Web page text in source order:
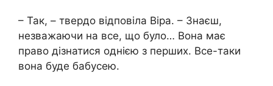
– Так, – твердо відповіла Віра. – Знаєш,
незважаючи на все, що було… Вона має
право дізнатися однією з перших. Все-таки
вона буде бабусею.